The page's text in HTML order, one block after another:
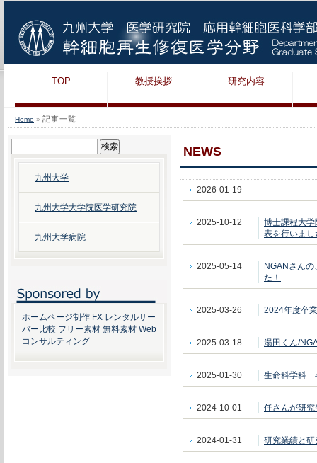
TOP 教授挨拶 研究内容
Home » 記事一覧
NEWS
2026-01-19
2025-10-12
博士課程大
表を行いまし
2025-05-14
NGANさん
た！
2025-03-26 2024年度卒
2025-03-18 湯田くん/
2025-01-30 生命科学科
2024-10-01 任さんが研
2024-01-31 研究業績と
索:
九州大学
九州大学大学院医学研究院
九州大学病院
ホームページ制作 FX レンタルサー
バー比較 フリー素材 無料素材 Web
コンサルティング